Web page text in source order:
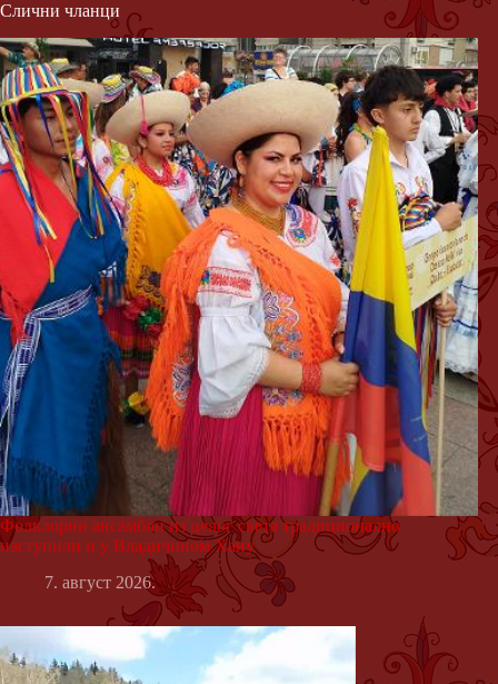
Слични чланци
Фолклорни ансамбли из целог света традиционално
наступили и у Владичином Хану
7. август 2026.